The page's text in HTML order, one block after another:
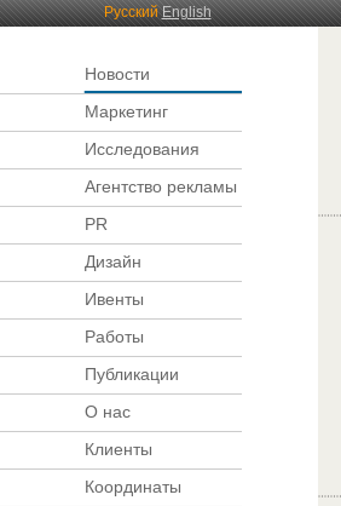
РусскийEnglish
Новости
Маркетинг
Исследования
Агентство рекламы
PR
Дизайн
Ивенты
Работы
Публикации
О нас
Клиенты
Координаты